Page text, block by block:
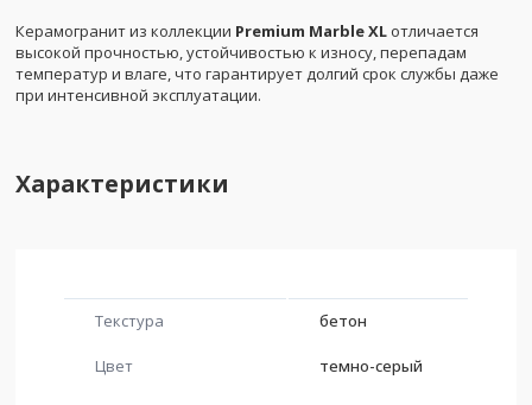
Керамогранит из коллекции Premium Marble XL отличается
высокой прочностью, устойчивостью к износу, перепадам
температур и влаге, что гарантирует долгий срок службы даже
при интенсивной эксплуатации.
Характеристики
Текстура бетон
Цвет темно-серый